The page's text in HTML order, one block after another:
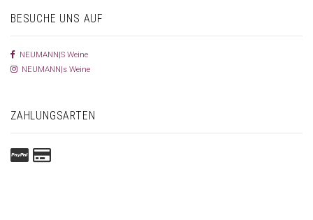
BESUCHE UNS AUF
NEUMANN|S Weine
NEUMANN|s Weine
ZAHLUNGSARTEN